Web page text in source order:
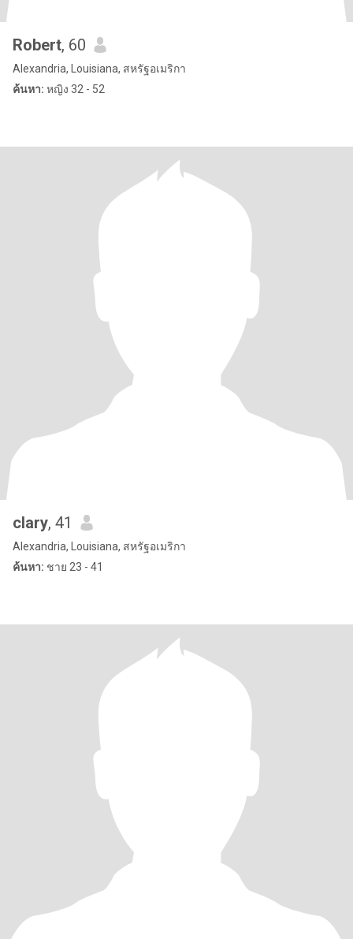
Robert, 60
Alexandria, Louisiana, สหรัฐอเมริกา
ค้นหา: หญิง 32 - 52
clary, 41
Alexandria, Louisiana, สหรัฐอเมริกา
ค้นหา: ชาย 23 - 41